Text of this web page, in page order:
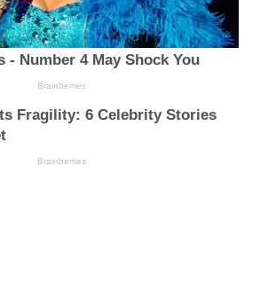
- Number 4 May Shock You
Brainberries
Fragility: 6 Celebrity Stories
Brainberries